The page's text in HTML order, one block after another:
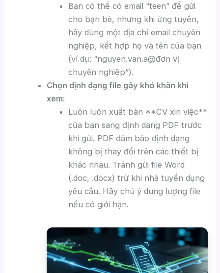
Bạn có thể có email “teen” để gửi
cho bạn bè, nhưng khi ứng tuyển,
hãy dùng một địa chỉ email chuyên
nghiệp, kết hợp họ và tên của bạn
(ví dụ: “nguyen.van.a@đơn vị
chuyên nghiệp”).
Chọn định dạng file gây khó khăn khi
xem:
Luôn luôn xuất bản **CV xin việc**
của bạn sang định dạng PDF trước
khi gửi. PDF đảm bảo định dạng
không bị thay đổi trên các thiết bị
khác nhau. Tránh gửi file Word
(.doc, .docx) trừ khi nhà tuyển dụng
yêu cầu. Hãy chú ý dung lượng file
nếu có giới hạn.